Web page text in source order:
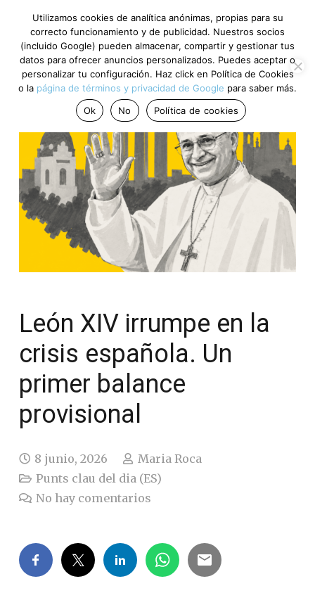
León XIV irrumpe en la
crisis española. Un
primer balance
provisional
8 junio, 2026
Maria Roca
Punts clau del dia (ES)
No hay comentarios
Utilizamos cookies de analítica anónimas, propias para su
correcto funcionamiento y de publicidad. Nuestros socios
(incluido Google) pueden almacenar, compartir y gestionar tus
datos para ofrecer anuncios personalizados. Puedes aceptar o
personalizar tu configuración. Haz click en Política de Cookies
o la página de términos y privacidad de Google para saber más.
Ok
No Política de cookies